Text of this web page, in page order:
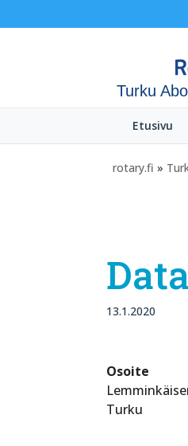
Turku
Etusivu
rotary.fi »
13.1.2020
Osoite
Turku